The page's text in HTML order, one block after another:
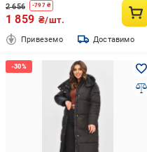
2 656 -797₴
1 859 ₴/шт.
Привеземо Доставимо